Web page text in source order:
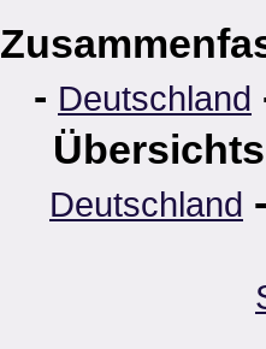
- Deutschland
Deutschland